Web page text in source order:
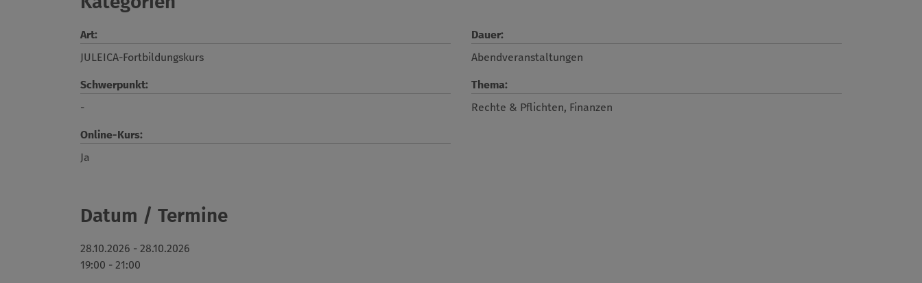
Art:
JULEICA-Fortbildungskurs
Dauer:
Abendveranstaltungen
Schwerpunkt:
-
Thema:
Rechte & Pflichten, Finanzen
Online-Kurs:
Ja
Datum / Termine
28.10.2026 - 28.10.2026
19:00 - 21:00